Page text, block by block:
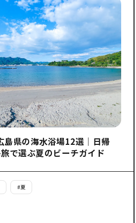
島県の海水浴場12選｜日帰
旅で選ぶ夏のビーチガイド
#夏